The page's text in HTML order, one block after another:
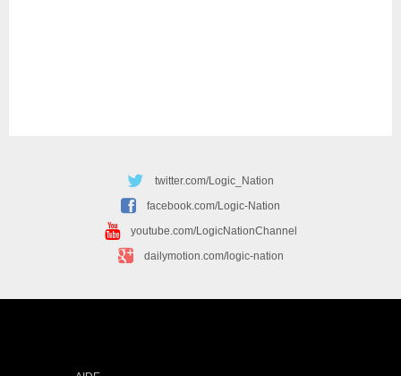
twitter.com/Logic_Nation
facebook.com/Logic-Nation
youtube.com/LogicNationChannel
dailymotion.com/logic-nation